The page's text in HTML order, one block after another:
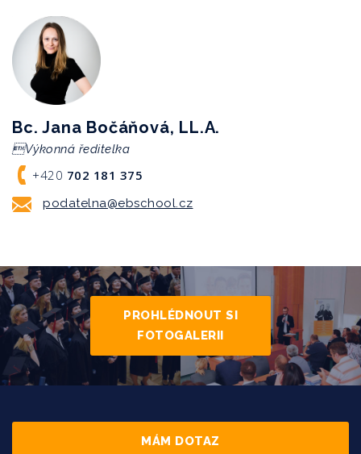
Bc. Jana Bočáňová, LL.A.
Výkonná ředitelka
+420 702 181 375
podatelna@ebschool.cz
PROHLÉDNOUT SI
FOTOGALERII
MÁM DOTAZ